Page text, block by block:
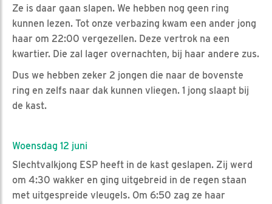
Ze is daar gaan slapen. We hebben nog geen ring
kunnen lezen. Tot onze verbazing kwam een ander jong
haar om 22:00 vergezellen. Deze vertrok na een
kwartier. Die zal lager overnachten, bij haar andere zus.
Dus we hebben zeker 2 jongen die naar de bovenste
ring en zelfs naar dak kunnen vliegen. 1 jong slaapt bij
de kast.
Woensdag 12 juni
Slechtvalkjong ESP heeft in de kast geslapen. Zij werd
om 4:30 wakker en ging uitgebreid in de regen staan
met uitgespreide vleugels. Om 6:50 zag ze haar